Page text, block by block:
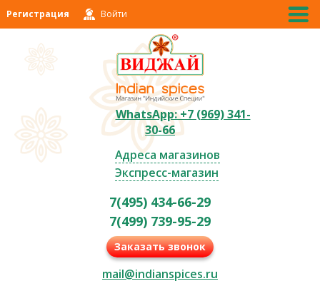
Регистрация Войти
WhatsApp: +7 (969) 341-
30-66
Адреса магазинов
Экспресс-магазин
7(495) 434-66-29
7(499) 739-95-29
Заказать звонок
mail@indianspices.ru